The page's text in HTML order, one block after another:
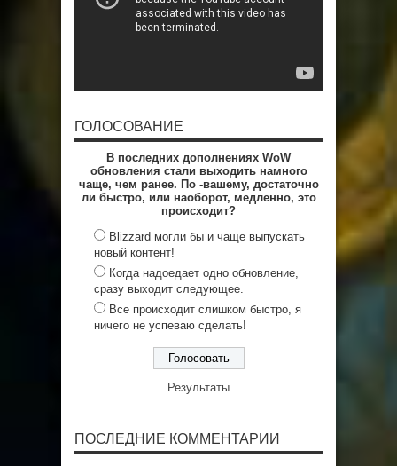
ГОЛОСОВАНИЕ
В последних дополнениях WoW
обновления стали выходить намного
чаще, чем ранее. По -вашему, достаточно
ли быстро, или наоборот, медленно, это
происходит?
Blizzard могли бы и чаще выпускать
новый контент!
Когда надоедает одно обновление,
сразу выходит следующее.
Все происходит слишком быстро, я
ничего не успеваю сделать!
Результаты
ПОСЛЕДНИЕ КОММЕНТАРИИ